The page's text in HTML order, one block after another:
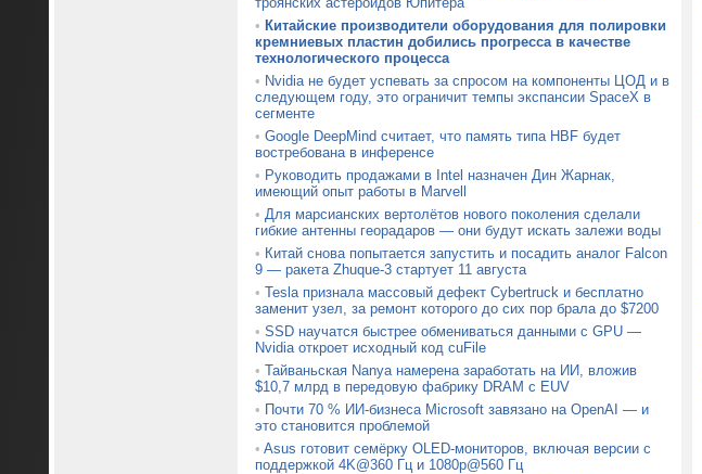
• Китайские производители оборудования для полировки
кремниевых пластин добились прогресса в качестве
технологического процесса
• Nvidia не будет успевать за спросом на компоненты ЦОД и в
следующем году, это ограничит темпы экспансии SpaceX в
сегменте
• Google DeepMind считает, что память типа HBF будет
востребована в инференсе
• Руководить продажами в Intel назначен Дин Жарнак,
имеющий опыт работы в Marvell
• Для марсианских вертолётов нового поколения сделали
гибкие антенны георадаров — они будут искать залежи воды
• Китай снова попытается запустить и посадить аналог Falcon
9 — ракета Zhuque-3 стартует 11 августа
• Tesla признала массовый дефект Cybertruck и бесплатно
заменит узел, за ремонт которого до сих пор брала до $7200
• SSD научатся быстрее обмениваться данными с GPU —
Nvidia откроет исходный код cuFile
• Тайваньская Nanya намерена заработать на ИИ, вложив
$10,7 млрд в передовую фабрику DRAM с EUV
• Почти 70 % ИИ-бизнеса Microsoft завязано на OpenAI — и
это становится проблемой
• Asus готовит семёрку OLED-мониторов, включая версии с
поддержкой 4K@360 Гц и 1080p@560 Гц